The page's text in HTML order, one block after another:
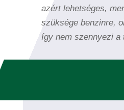
azért lehetséges,
szüksége benzinre,
így nem szennyezi a